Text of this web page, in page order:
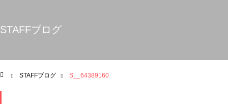
STAFFブログ
STAFFブログ S__64389160